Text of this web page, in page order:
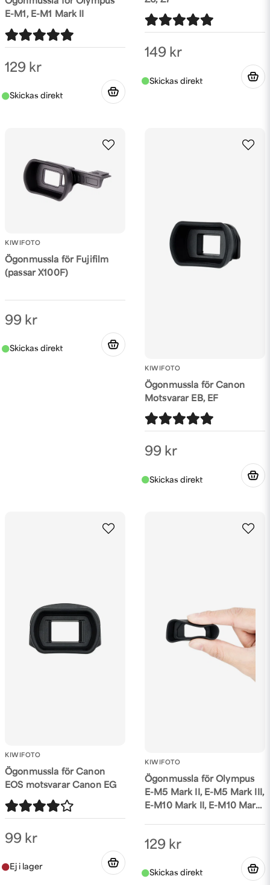
E-M1, E-M1 Mark II
129 kr
149 kr
KIWIFOTO
Ögonmussla för Fujifilm
(passar X100F)
99 kr
KIWIFOTO
Ögonmussla för Canon
Motsvarar EB, EF
99 kr
KIWIFOTO
Ögonmussla för Canon
EOS motsvarar Canon EG
99 kr
KIWIFOTO
Ögonmussla för Olympus
E-M5 Mark II, E-M5 Mark III,
E-M10 Mark II, E-M10 Mark
129 kr